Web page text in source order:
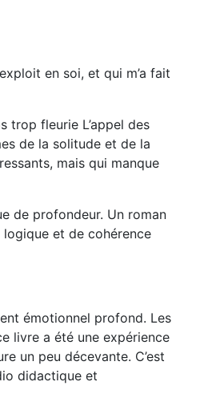
en soi, et qui m’a fait
trop fleurie L’appel des
de la solitude et de la
mais qui manque
de profondeur. Un roman
et de cohérence
émotionnel profond. Les
livre a été une expérience
un peu décevante. C’est
didactique et